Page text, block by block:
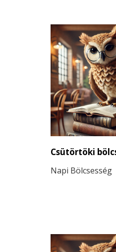
A Kőrös Judo
tehetségüket
Kupa
szerbiai és
a csapat
érmet
helyén
mezőnyből és
nagykőrösi
Csütörtöki
Napi Bölcsesség